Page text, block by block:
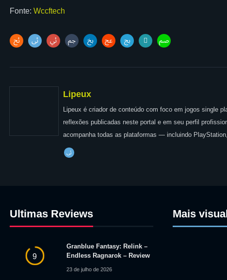
Fonte: Wccftech
Lipeux
Lipeux é criador de conteúdo com foco em jogos single
reflexões publicadas neste portal e em seu perfil
acompanha todas as plataformas — incluindo
Ultimas Reviews
9
Granblue Fantasy: Relink –
Endless Ragnarok – Review
23 de julho de 2026
Mais